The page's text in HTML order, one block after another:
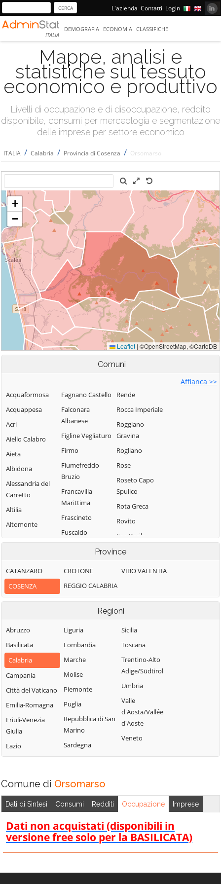
L'azienda Contatti Login
ITALIA
DEMOGRAFIA ECONOMIA CLASSIFICHE
Mappe, analisi e
statistiche sul tessuto
economico e produttivo
Livelli di occupazione e di disoccupazione, reddito
disponibile, consumi per merceologia e segmentazione
delle imprese per settore economico
ITALIA / Calabria / Provincia di Cosenza / Orsomarso
Comuni
Affianca >>
Acquaformosa
Acquappesa
Acri
Aiello Calabro
Aieta
Albidona
Alessandria del
Carretto
Altilia
Altomonte
Amantea
Aprigliano
Belmonte
Calabro
Bianchi
Bisignano
Bocchigliero
Bonifati
Buonvicino
Calopezzati
Cariati
Carolei
Carpanzano
Casali del Manco
Cassano all'Ionio
Fagnano Castello
Falconara
Albanese
Figline Vegliaturo
Firmo
Fiumefreddo
Bruzio
Francavilla
Marittima
Frascineto
Fuscaldo
Piemontese
Lago
Laino Castello
Lappano
Lattarico
Longobardi
Longobucco
Lungro
Luzzi
Mandatoriccio
Mangone
Marano
Marchesato
Marano
Rende
Rocca Imperiale
Roggiano
Gravina
Rogliano
Rose
Roseto Capo
Spulico
Rota Greca
Rovito
San Basile
San Benedetto
Albanese
San Demetrio
Corone
San Donato di
San Giorgio
Albanese
San Giovanni in
Fiore
San Lorenzo
Vallo
Argentano
Finita
San Nicola Arcella
Province
CATANZARO
COSENZA
CROTONE
REGGIO CALABRIA
VIBO VALENTIA
Regioni
Abruzzo
Basilicata
Calabria
Campania
Città del Vaticano
Emilia-Romagna
Friuli-Venezia
Giulia
Lazio
Liguria
Lombardia
Marche
Molise
Piemonte
Puglia
Repubblica di San
Marino
Sardegna
Sicilia
Toscana
Trentino-Alto
Adige/Südtirol
Umbria
Valle
d'Aosta/Vallée
d'Aoste
Veneto
Comune di Orsomarso
Dati di Sintesi Consumi Redditi Occupazione Imprese
Dati non acquistati (disponibili in
versione free solo per la BASILICATA)